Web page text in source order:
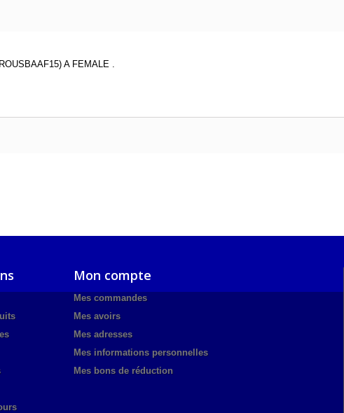
A FEMALE .
Mon compte
Mes commandes
Mes avoirs
Mes adresses
Mes informations personnelles
Mes bons de réduction